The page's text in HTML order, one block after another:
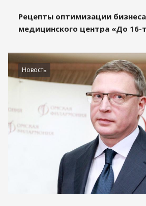
Рецепты оптимизации
медицинского центра «До 16-
Новость